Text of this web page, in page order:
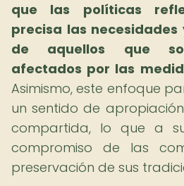
que las políticas
precisa las necesidades
de aquellos que
afectados por las
Asimismo, este enfoque
un sentido de
compartida, lo que a
compromiso de las
preservación de sus